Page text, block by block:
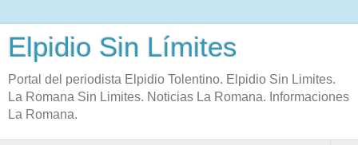
Elpidio Sin Límites
Portal del periodista Elpidio Tolentino. Elpidio Sin Limites.
La Romana Sin Limites. Noticias La Romana. Informaciones
La Romana.